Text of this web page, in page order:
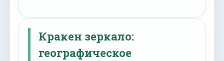
Кракен зеркало:
географическое